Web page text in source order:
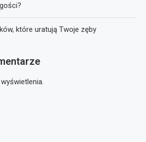
które uratują Twoje zęby